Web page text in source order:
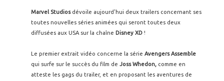
Marvel Studiosdévoile aujourd'hui deux trailers concernant ses
toutes nouvelles séries animées qui seront toutes deux
diffusées aux USA sur la chaîne Disney XD !
Le premier extrait vidéo concerne la série Avengers Assemble
qui surfe sur le succès du film de Joss Whedon, comme en
atteste les gags du trailer, et en proposant les aventures de